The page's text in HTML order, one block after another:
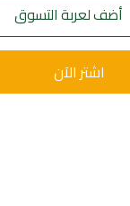
أضف لعربة التسوق
اشتر الآن